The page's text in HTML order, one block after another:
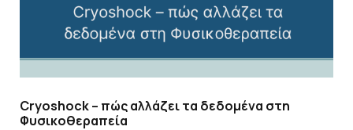
Cryoshock – πώς αλλάζει τα δεδομένα στη
Φυσικοθεραπεία